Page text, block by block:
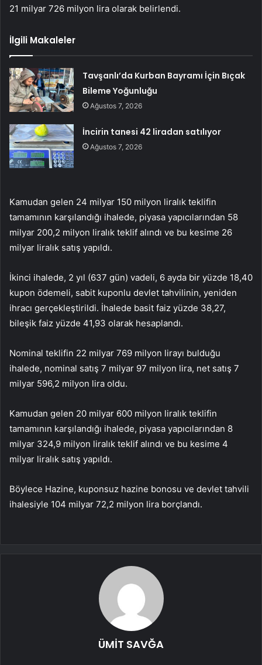
21 milyar 726 milyon lira olarak belirlendi.
İlgili Makaleler
Tavşanlı’da Kurban Bayramı İçin Bıçak
Bileme Yoğunluğu
Ağustos 7, 2026
İncirin tanesi 42 liradan satılıyor
Ağustos 7, 2026
Kamudan gelen 24 milyar 150 milyon liralık teklifin
tamamının karşılandığı ihalede, piyasa yapıcılarından 58
milyar 200,2 milyon liralık teklif alındı ve bu kesime 26
milyar liralık satış yapıldı.
İkinci ihalede, 2 yıl (637 gün) vadeli, 6 ayda bir yüzde 18,40
kupon ödemeli, sabit kuponlu devlet tahvilinin, yeniden
ihracı gerçekleştirildi. İhalede basit faiz yüzde 38,27,
bileşik faiz yüzde 41,93 olarak hesaplandı.
Nominal teklifin 22 milyar 769 milyon lirayı bulduğu
ihalede, nominal satış 7 milyar 97 milyon lira, net satış 7
milyar 596,2 milyon lira oldu.
Kamudan gelen 20 milyar 600 milyon liralık teklifin
tamamının karşılandığı ihalede, piyasa yapıcılarından 8
milyar 324,9 milyon liralık teklif alındı ve bu kesime 4
milyar liralık satış yapıldı.
Böylece Hazine, kuponsuz hazine bonosu ve devlet tahvili
ihalesiyle 104 milyar 72,2 milyon lira borçlandı.
ÜMİT SAVĞA